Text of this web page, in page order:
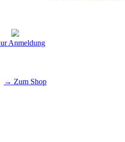
Anmeldung
→ Zum Shop